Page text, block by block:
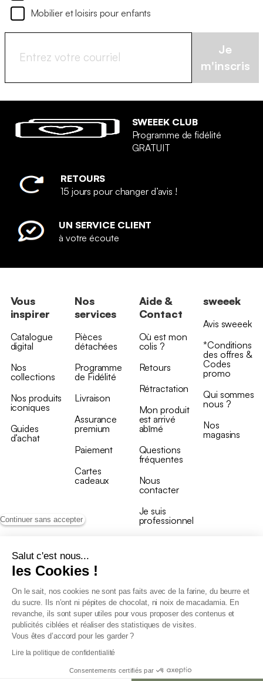
Continuer sans accepter
Salut c'est nous...
les Cookies !
On le sait, nos cookies ne sont pas faits avec de la farine, du beurre et
du sucre. Ils n’ont ni pépites de chocolat, ni noix de macadamia. En
revanche, ils sont super utiles pour vous proposer des contenus et
publicités ciblées et réaliser des statistiques de visites.
Vous êtes d’accord pour les garder ?
Lire la politique de confidentialité
Consentements certifiés par
Mobilier et loisirs pour enfants
Je
m'inscris
SWEEEK CLUB
Programme de fidélité
GRATUIT
RETOURS
15 jours pour changer d’avis !
UN SERVICE CLIENT
à votre écoute
Vous
inspirer
Catalogue
digital
Nos
collections
Nos produits
iconiques
Guides
d’achat
Nos
services
Pièces
détachées
Programme
de Fidélité
Livraison
Assurance
premium
Paiement
Cartes
cadeaux
Aide &
Contact
Où est mon
colis ?
Retours
Rétractation
Mon produit
est arrivé
abîmé
Questions
fréquentes
Nous
contacter
Je suis
professionnel
sweeek
Avis sweeek
*Conditions
des offres &
Codes
promo
Qui sommes
nous ?
Nos
magasins
Conditions générales de vente
Conditions générales du programme de fidélité
Charte de données personnelles
Conditions générales de vente Pro
Déclaration d’accessibilité